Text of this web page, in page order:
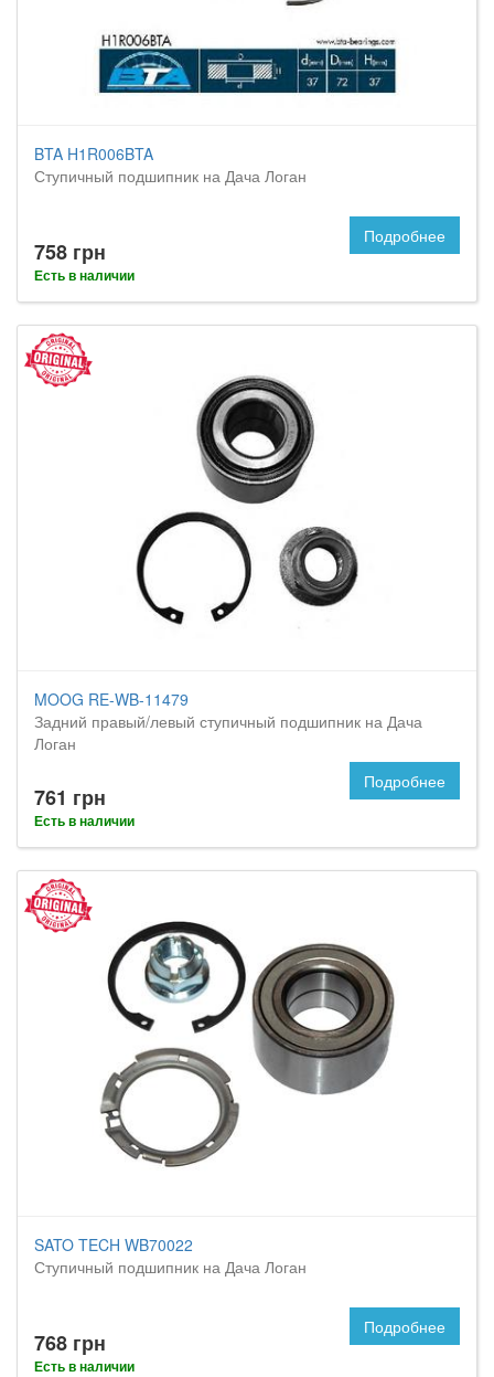
BTA H1R006BTA
Ступичный подшипник на Дача Логан
758 грн
Есть в наличии
Подробнее
MOOG RE-WB-11479
Задний правый/левый ступичный подшипник на Дача
Логан
761 грн
Есть в наличии
Подробнее
SATO TECH WB70022
Ступичный подшипник на Дача Логан
768 грн
Есть в наличии
Подробнее